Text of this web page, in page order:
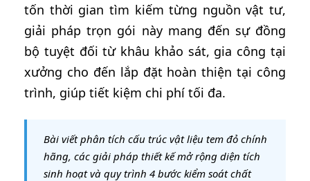
tốn thời gian tìm kiếm từng nguồn vật tư,
giải pháp trọn gói này mang đến sự đồng
bộ tuyệt đối từ khâu khảo sát, gia công tại
xưởng cho đến lắp đặt hoàn thiện tại công
trình, giúp tiết kiệm chi phí tối đa.
Bài viết phân tích cấu trúc vật liệu tem đỏ chính
hãng, các giải pháp thiết kế mở rộng diện tích
sinh hoạt và quy trình 4 bước kiểm soát chất